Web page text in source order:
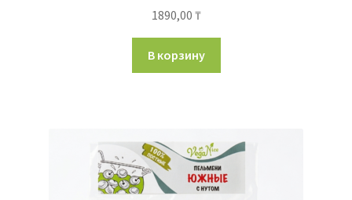
1890,00 ₸
В корзину